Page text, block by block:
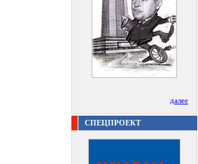
далее
СПЕЦПРОЕКТ